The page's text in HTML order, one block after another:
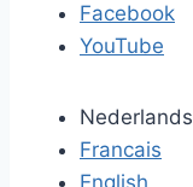
Facebook
YouTube
Nederlands
Francais
English